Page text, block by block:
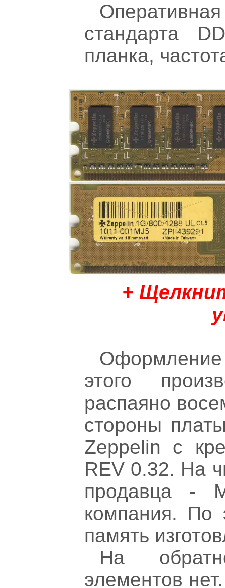
стандарта
планка,
+
этого
распаяно
стороны
Zeppelin с
REV 0.32. На
продавца -
компания. По
память
На
элементов